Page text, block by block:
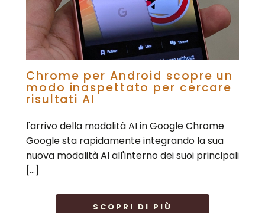
Chrome per Android scopre un
modo inaspettato per cercare
risultati AI
l'arrivo della modalità AI in Google Chrome
Google sta rapidamente integrando la sua
nuova modalità AI all'interno dei suoi principali
[…]
SCOPRI DI PIÙ